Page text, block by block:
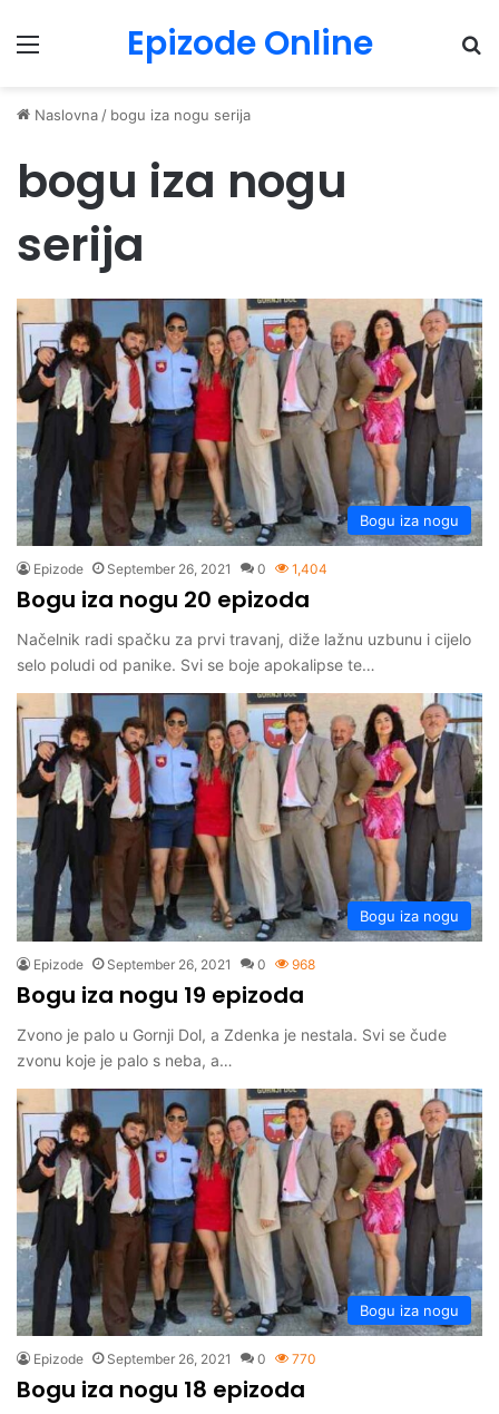
Menu Epizode Online
Naslovna / bogu iza nogu serija
bogu iza nogu
serija
Bogu iza nogu
Epizode September 26, 2021 0 1,404
Bogu iza nogu 20 epizoda
Načelnik radi spačku za prvi travanj, diže lažnu uzbunu i cijelo
selo poludi od panike. Svi se boje apokalipse te…
Bogu iza nogu
Epizode September 26, 2021 0 968
Bogu iza nogu 19 epizoda
Zvono je palo u Gornji Dol, a Zdenka je nestala. Svi se čude
zvonu koje je palo s neba, a…
Bogu iza nogu
Epizode September 26, 2021 0 770
Bogu iza nogu 18 epizoda